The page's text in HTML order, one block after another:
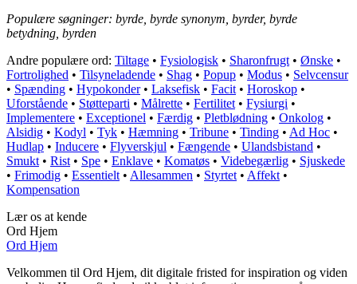
Populære søgninger: byrde, byrde synonym, byrder, byrde
betydning, byrden
Andre populære ord: Tiltage • Fysiologisk • Sharonfrugt • Ønske •
Fortrolighed • Tilsyneladende • Shag • Popup • Modus • Selvcensur
• Spænding • Hypokonder• Laksefisk • Facit • Horoskop •
Uforstående • Støtteparti • Målrette • Fertilitet • Fysiurgi •
Implementere • Exceptionel • Færdig • Pletblødning • Onkolog •
Alsidig • Kodyl • Tyk • Hæmning • Tribune • Tinding • Ad Hoc •
Hudlap • Inducere • Flyverskjul • Fængende • Ulandsbistand •
Smukt • Rist • Spe • Enklave • Komatøs • Videbegærlig • Sjuskede
• Frimodig • Essentielt • Allesammen • Styrtet • Affekt •
Kompensation
Lær os at kende
Ord Hjem
Ord Hjem
Velkommen til Ord Hjem, dit digitale fristed for inspiration og viden